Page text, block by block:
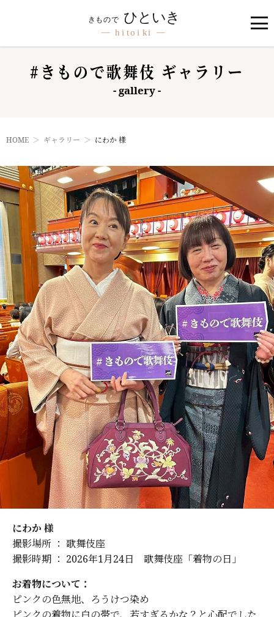
#きもので歌舞伎 ギャラリー
- gallery -
HOME ギャラリー にわか 様
にわか 様
撮影場所 ： 歌舞伎座
撮影時期 ： 2026年1月24日 歌舞伎座「着物の日」
お着物について：
ピンクの色無地、ろうけつ染め